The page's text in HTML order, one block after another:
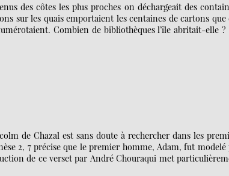
des côtes les plus proches on déchargeait des
sur les quais emportaient les centaines de cartons que
Combien de bibliothèques l’île abritait-elle ?
de Chazal est sans doute à rechercher dans les
2, 7 précise que le premier homme, Adam, fut modelé
de ce verset par André Chouraqui met